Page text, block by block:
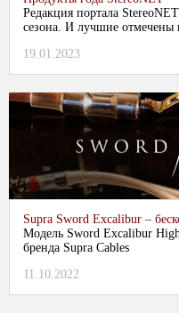
Редакция портала
сезона. И лучшие отмечены
19.01.2023
Supra Sword Excalibur –
Модель Sword Excalibur High
бренда Supra Cables
11.10.2022